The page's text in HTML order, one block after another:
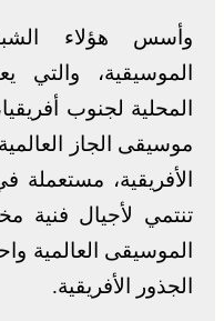
الموسيقية، والتي
المحلية لجنوب
موسيقى الجاز
الأفريقية، مستعملة
تنتمي لأجيال فنية
الموسيقى العالمية
الجذور الأفريقية.